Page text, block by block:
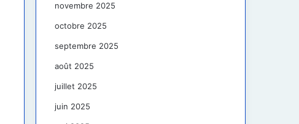
novembre 2025
octobre 2025
septembre 2025
août 2025
juillet 2025
juin 2025